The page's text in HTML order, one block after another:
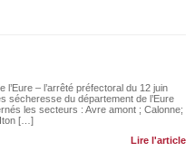
l’Eure – l’arrêté préfectoral du 12 juin
sécheresse du département de l’Eure
les secteurs : Avre amont ; Calonne;
Iton […]
Lire l'article